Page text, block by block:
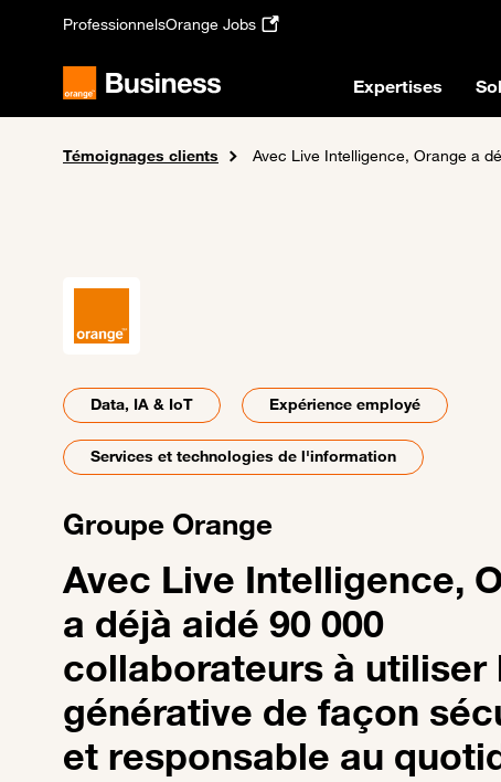
ProfessionnelsOrange Jobs
Expertises
Accueil
Témoignages clients Avec Live Intelligence, Orange a déjà aidé 90 000 collaborateurs à
Data, IA & IoT Expérience employé
Services et technologies de l'information
Groupe Orange
Avec Live Intelligence,
a déjà aidé 90 000
collaborateurs à utiliser
générative de façon
et responsable au